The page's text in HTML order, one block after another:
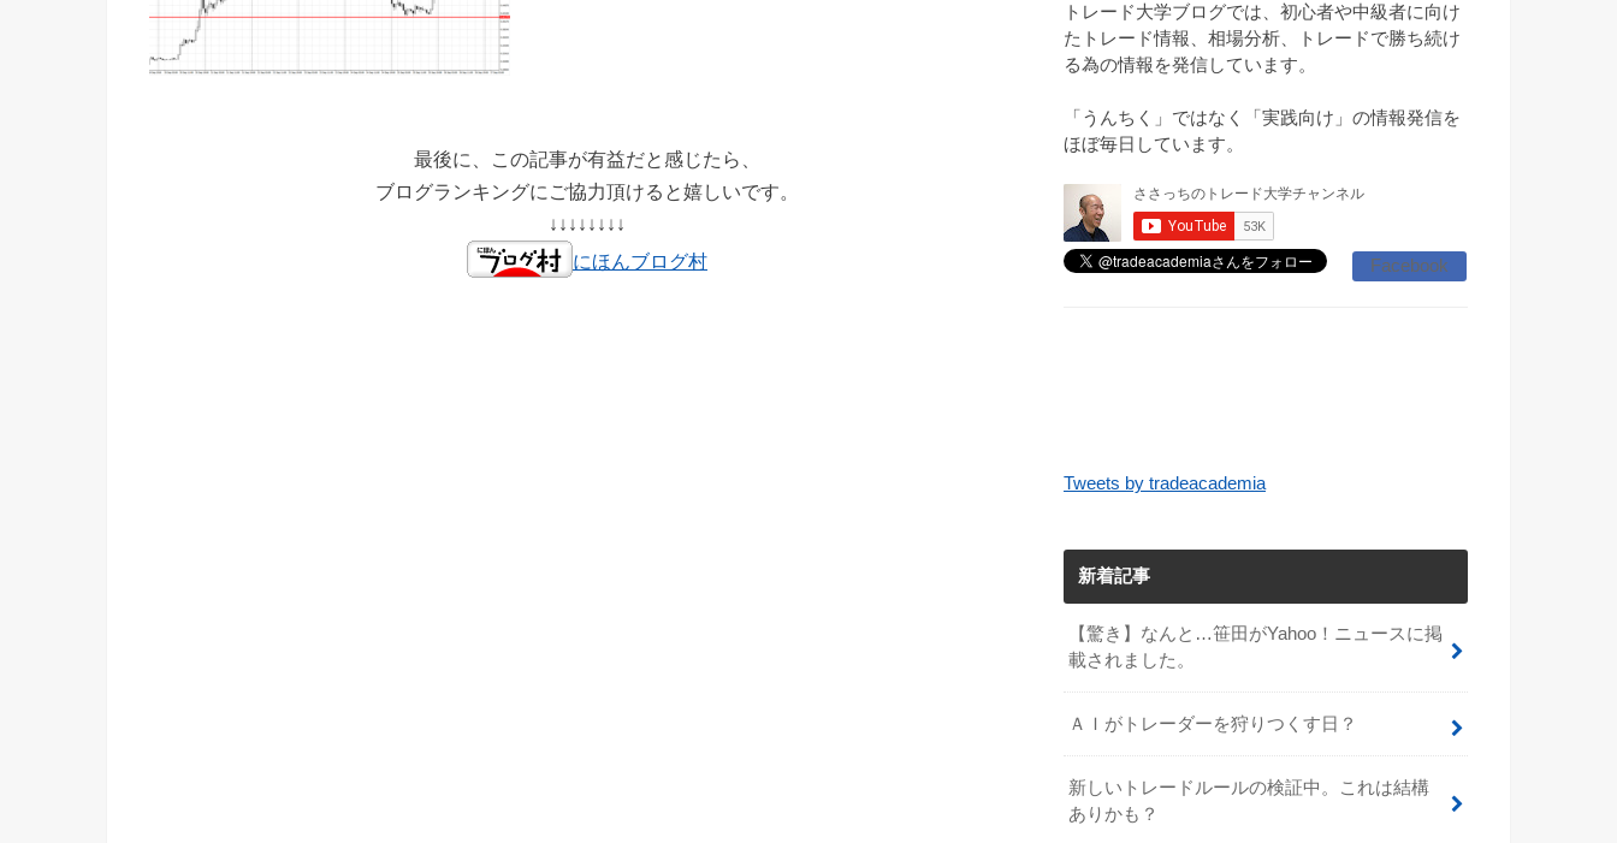
最後に、この記事が有益だと感じたら、
ブログランキングにご協力頂けると嬉しいです。
↓↓↓↓↓↓↓↓
にほんブログ村
トレード大学ブログでは、初心者や中級者に向け
たトレード情報、相場分析、トレードで勝ち続け
る為の情報を発信しています。
「うんちく」ではなく「実践向け」の情報発信を
ほぼ毎日しています。
Facebook
Tweets by tradeacademia
新着記事
【驚き】なんと…笹田がYahoo！ニュースに掲
載されました。
ＡＩがトレーダーを狩りつくす日？
新しいトレードルールの検証中。これは結構
ありかも？